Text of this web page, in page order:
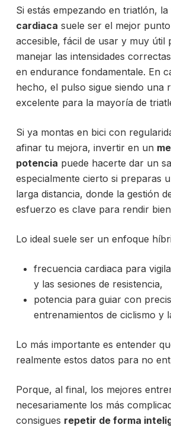
Si estás empezando en triatlón, la
cardiaca suele ser el mejor
accesible, fácil de usar y muy útil
manejar las intensidades
en endurance fondamentale. En
hecho, el pulso sigue siendo una
excelente para la mayoría de
Si ya montas en bici con
afinar tu mejora, invertir en un
potencia puede hacerte dar un
especialmente cierto si preparas
larga distancia, donde la gestión
esfuerzo es clave para rendir
Lo ideal suele ser un enfoque
frecuencia cardiaca para
y las sesiones de resistencia,
potencia para guiar con
entrenamientos de ciclismo y
Lo más importante es entender
realmente estos datos para no
Porque, al final, los mejores
necesariamente los más
consigues repetir de forma